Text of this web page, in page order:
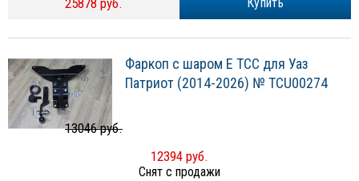
25878 руб.
Фаркоп с шаром Е ТСС для Уаз
Патриот (2014-2026) № TCU00274
13046 руб.
12394 руб.
Снят с продажи